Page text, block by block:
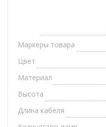
Маркеры товара
Цвет
Материал
Высота
Длина кабеля